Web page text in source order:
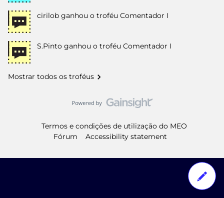
cirilob ganhou o troféu Comentador I
S.Pinto ganhou o troféu Comentador I
Mostrar todos os troféus
Termos e condições de utilização do MEO
Fórum
Accessibility statement